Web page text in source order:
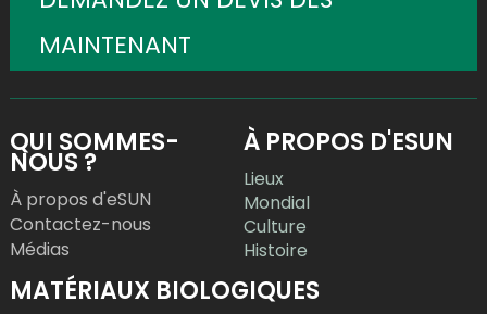
MAINTENANT
QUI SOMMES-
NOUS ?
À propos d'eSUN
Contactez-nous
Médias
À PROPOS D'ESUN
Lieux
Mondial
Culture
Histoire
MATÉRIAUX BIOLOGIQUES